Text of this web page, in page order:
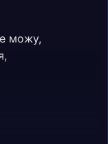
можу,